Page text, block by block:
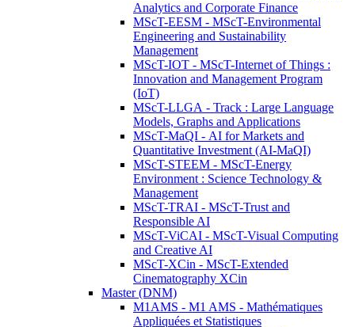
Analytics and Corporate Finance
MScT-EESM - MScT-Environmental
Engineering and Sustainability
Management
MScT-IOT - MScT-Internet of Things :
Innovation and Management Program
(IoT)
MScT-LLGA - Track : Large Language
Models, Graphs and Applications
MScT-MaQI - AI for Markets and
Quantitative Investment (AI-MaQI)
MScT-STEEM - MScT-Energy
Environment : Science Technology &
Management
MScT-TRAI - MScT-Trust and
Responsible AI
MScT-ViCAI - MScT-Visual Computing
and Creative AI
MScT-XCin - MScT-Extended
Cinematography XCin
Master (DNM)
M1AMS - M1 AMS - Mathématiques
Appliquées et Statistiques